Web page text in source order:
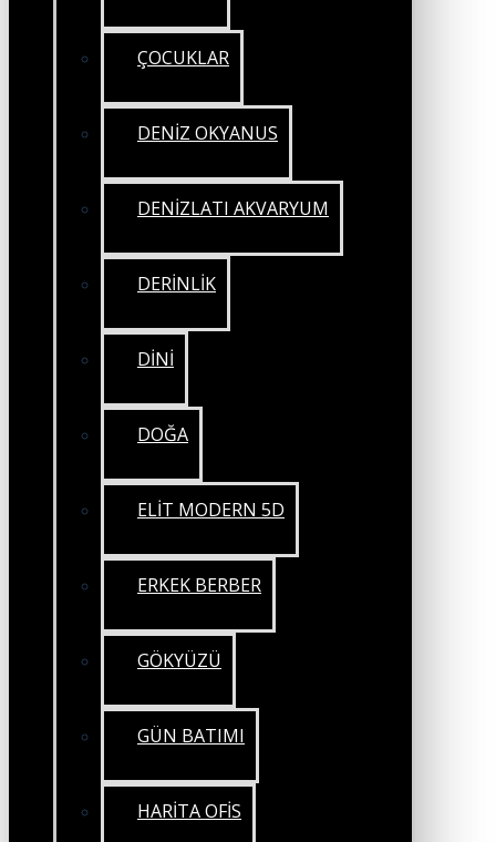
ÇOCUKLAR
DENİZ OKYANUS
DENİZLATI AKVARYUM
DERİNLİK
DİNİ
DOĞA
ELİT MODERN 5D
ERKEK BERBER
GÖKYÜZÜ
GÜN BATIMI
HARİTA OFİS